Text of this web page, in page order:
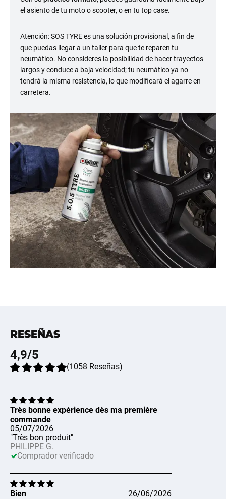
el asiento de tu moto o scooter, o en tu top case.
Atención: SOS TYRE es una solución provisional, a fin de
que puedas llegar a un taller para que te reparen tu
neumático. No consideres la posibilidad de hacer trayectos
largos y conduce a baja velocidad; tu neumático ya no
tendrá la misma resistencia, lo que modificará el agarre en
carretera.
RESEÑAS
4,9/5
(1058 Reseñas)
Très bonne expérience dès ma première
commande
05/07/2026
"Très bon produit"
PHILIPPE G.
Comprador verificado
Bien
26/06/2026